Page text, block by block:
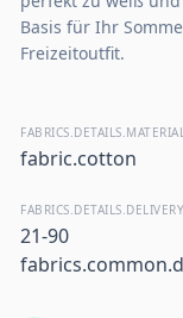
Basis für Ihr
Freizeitoutfit.
fabric.cotton
21-90